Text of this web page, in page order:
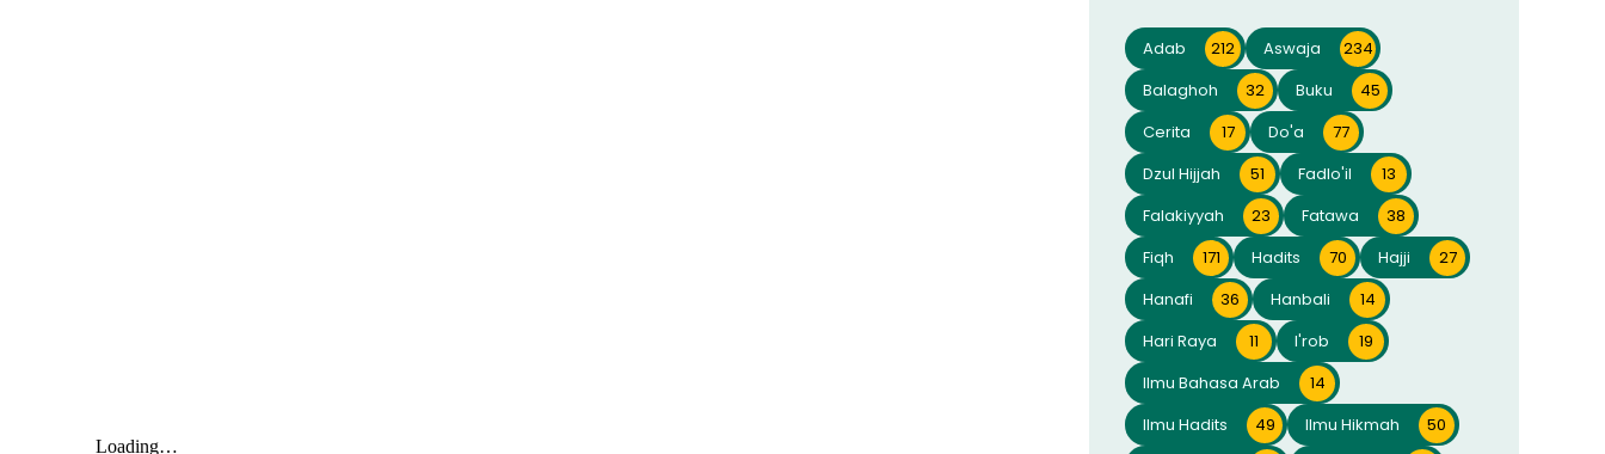
Adab 212 Aswaja
234
Balaghoh
32 Buku
45
Cerita
17 Do'a
77
Dzul Hijjah
51 Fadlo'il
13
Falakiyyah
23 Fatawa
38
Fiqh
171 Hadits 70 Hajji
27
Hanafi
36 Hanbali
14
Hari Raya
11 I'rob
19
Ilmu Bahasa Arab
14
Ilmu Hadits
49 Ilmu Hikmah
50